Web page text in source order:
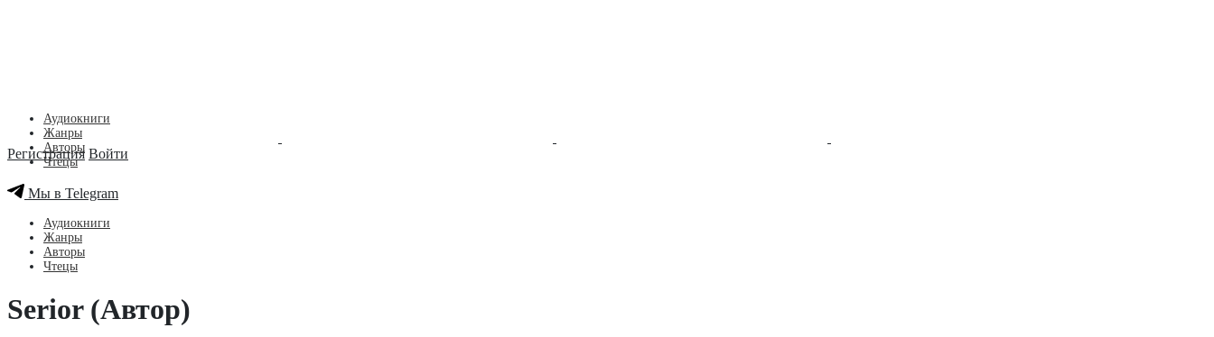
Регистрация Войти
Аудиокниги
Жанры
Авторы
Чтецы
Мы в Telegram
Аудиокниги
Жанры
Авторы
Чтецы
Serior (Автор)